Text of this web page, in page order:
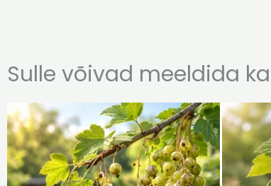
Sulle võivad meeldida